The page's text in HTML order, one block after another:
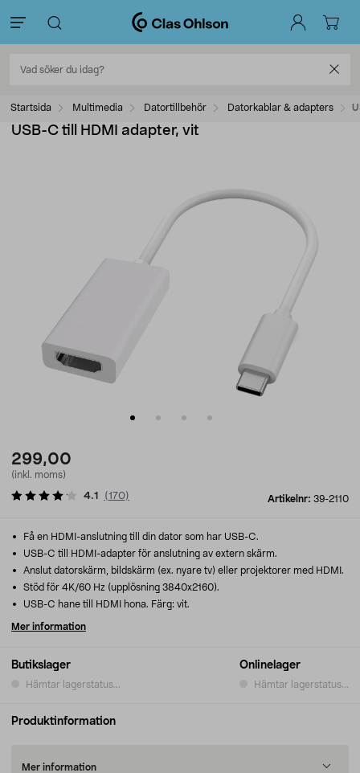
Startsida Multimedia Datortillbehör Datorkablar & adapters
USB-C till HDMI adapter, vit
299,00
(inkl. moms)
Artikelnr: 39-2110
4.1 (170)
Butikslager
Hämtar lagerstatus...
Onlinelager
Hämtar lagerstatus...
Få en HDMI-anslutning till din dator som har USB-C.
USB-C till HDMI-adapter för anslutning av extern skärm.
Anslut datorskärm, bildskärm (ex. nyare tv) eller projektorer med HDMI.
Stöd för 4K/60 Hz (upplösning 3840x2160).
USB-C hane till HDMI hona. Färg: vit.
Mer information
Produktinformation
Mer information